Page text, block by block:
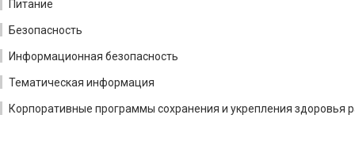
Питание
Безопасность
Информационная безопасность
Тематическая информация
Корпоративные программы сохранения и укрепления здоровья